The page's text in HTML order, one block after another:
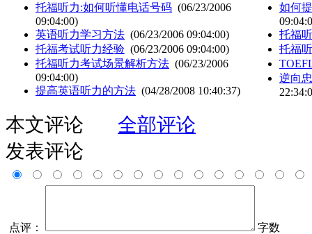
托福听力:如何听懂电话号码 (06/23/2006
09:04:00)
英语听力学习方法 (06/23/2006 09:04:00)
托福考试听力经验 (06/23/2006 09:04:00)
托福听力考试场景解析方法 (06/23/2006
09:04:00)
提高英语听力的方法 (04/28/2008 10:40:37)
如何
托福
托福
逆向
本文评论
全部评论
发表评论
点评：
字数